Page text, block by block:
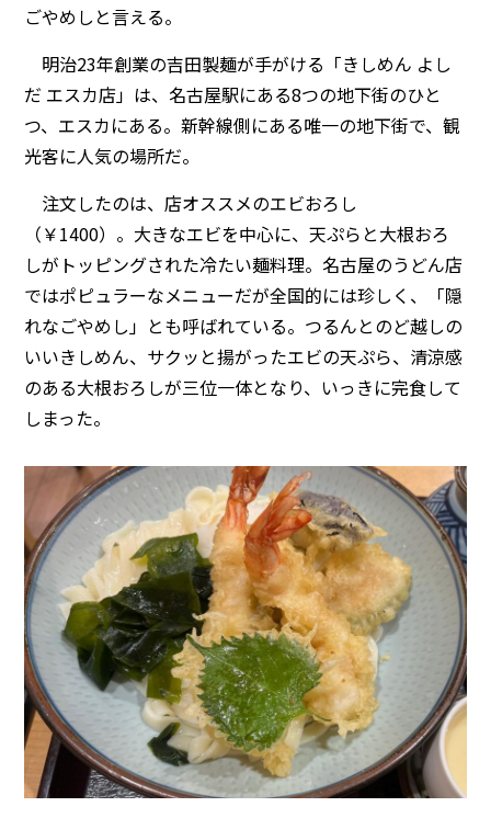
ごやめしと言える。
明治23年創業の吉田製麺が手がける「きしめん よし
だ エスカ店」は、名古屋駅にある8つの地下街のひと
つ、エスカにある。新幹線側にある唯一の地下街で、観
光客に人気の場所だ。
注文したのは、店オススメのエビおろし
（￥1400）。大きなエビを中心に、天ぷらと大根おろ
しがトッピングされた冷たい麺料理。名古屋のうどん店
ではポピュラーなメニューだが全国的には珍しく、「隠
れなごやめし」とも呼ばれている。つるんとのど越しの
いいきしめん、サクッと揚がったエビの天ぷら、清涼感
のある大根おろしが三位一体となり、いっきに完食して
しまった。